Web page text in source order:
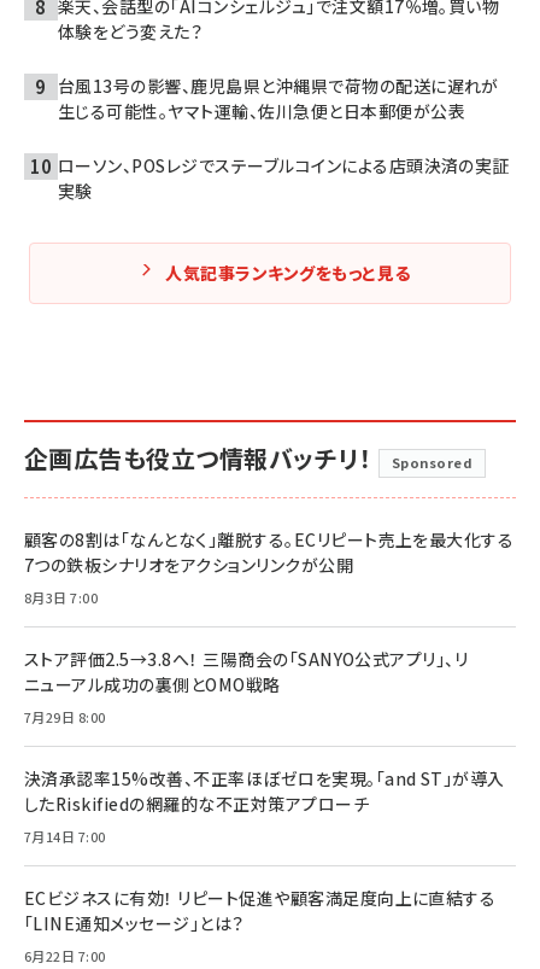
楽天、会話型の「AIコンシェルジュ」で注文額17％増。買い物
体験をどう変えた？
台風13号の影響、鹿児島県と沖縄県で荷物の配送に遅れが
生じる可能性。ヤマト運輸、佐川急便と日本郵便が公表
ローソン、POSレジでステーブルコインによる店頭決済の実証
実験
人気記事ランキングをもっと見る
企画広告も役立つ情報バッチリ！ Sponsored
顧客の8割は「なんとなく」離脱する。ECリピート売上を最大化する
7つの鉄板シナリオをアクションリンクが公開
8月3日 7:00
ストア評価2.5→3.8へ！ 三陽商会の「SANYO公式アプリ」、リ
ニューアル成功の裏側とOMO戦略
7月29日 8:00
決済承認率15%改善、不正率ほぼゼロを実現。「and ST」が導入
したRiskifiedの網羅的な不正対策アプローチ
7月14日 7:00
ECビジネスに有効！ リピート促進や顧客満足度向上に直結する
「LINE通知メッセージ」とは？
6月22日 7:00